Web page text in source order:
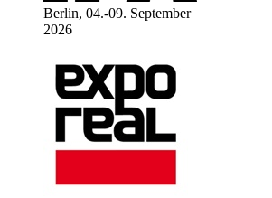
Berlin, 04.-09. September
2026